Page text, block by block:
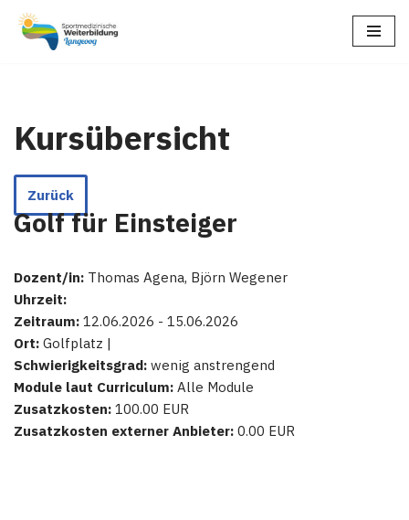
Kursübersicht
Zurück
Golf für Einsteiger
Dozent/in: Thomas Agena, Björn Wegener
Uhrzeit:
Zeitraum: 12.06.2026 - 15.06.2026
Ort: Golfplatz |
Schwierigkeitsgrad: wenig anstrengend
Module laut Curriculum: Alle Module
Zusatzkosten: 100.00 EUR
Zusatzkosten externer Anbieter: 0.00 EUR